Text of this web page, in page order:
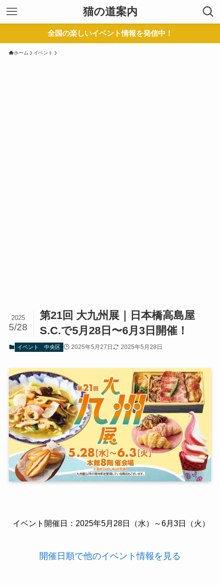
猫の道案内
全国の楽しいイベント情報を発信中！
ホーム イベント
第21回 大九州展｜日本橋高島屋
S.C.で5月28日〜6月3日開催！
2025
5/28
イベント 中央区 2025年5月27日 2025年5月28日
イベント開催日： 2025年5月28日（水）～6月3日（火）
開催日順で他のイベント情報を見る